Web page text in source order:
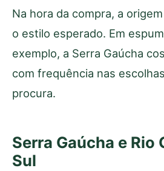
Na hora da compra, a
o estilo esperado. Em
exemplo, a Serra Gaúcha
com frequência nas
procura.
Serra Gaúcha e Rio
Sul